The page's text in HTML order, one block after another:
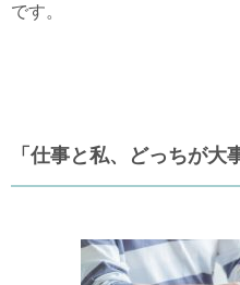
です。
「仕事と私、どっちが大